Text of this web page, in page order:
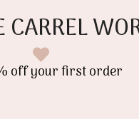
off your first order